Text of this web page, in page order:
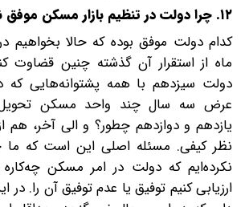
۱۲. چرا دولت در تنظیم بازار مسکن موفق نبوده است؟
کدام دولت موفق بوده که حالا بخواهیم
ماه از استقرار آن گذشته چنین قضاوت
دولت سیزدهم با همه پشتوانه‌هایی که
عرض سه سال چند واحد مسکن تحویل
یازدهم و دوازدهم چطور؟ و الی آخر، هم
نظر کیفی. مسئله اصلی این است که ما
نکرده‌ایم که دولت در امر مسکن
ارزیابی کنیم توفیق یا عدم توفیق آن را.